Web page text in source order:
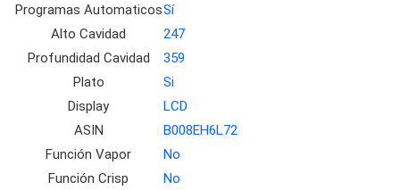
Programas AutomaticosSí
Alto Cavidad
247
Profundidad Cavidad
359
Plato
Si
Display
LCD
ASIN
B008EH6L72
Función Vapor
No
Función Crisp
No